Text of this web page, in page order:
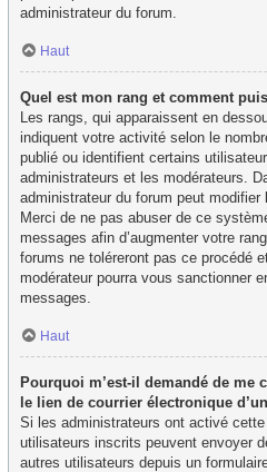
administrateur du forum.
Haut
Quel est mon rang et comment
Les rangs, qui apparaissent en
indiquent votre activité selon le
publié ou identifient certains
administrateurs et les modérateurs.
administrateur du forum peut
Merci de ne pas abuser de ce
messages afin d’augmenter votre
forums ne toléreront pas ce procédé
modérateur pourra vous sanctionner
messages.
Haut
Pourquoi m’est-il demandé de me
le lien de courrier électronique
Si les administrateurs ont activé
utilisateurs inscrits peuvent envoyer
autres utilisateurs depuis un